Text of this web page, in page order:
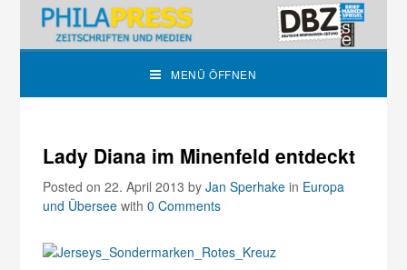
MENÜ ÖFFNEN
Lady Diana im Minenfeld entdeckt
Posted on 22. April 2013byJan Sperhake in Europa
und Übersee with0 Comments